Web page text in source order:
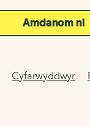
Amdanom ni
Cyfarwyddwyr